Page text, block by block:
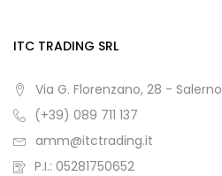
ITC TRADING SRL
Via G. Florenzano, 28 - Salerno
(+39) 089 711 137
amm@itctrading.it
P.I.: 05281750652